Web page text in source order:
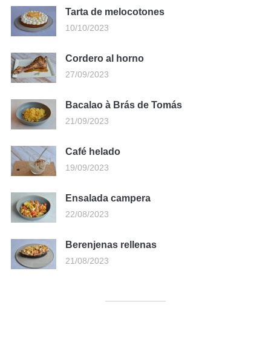
Tarta de melocotones
10/10/2023
Cordero al horno
27/09/2023
Bacalao à Brás de Tomás
21/09/2023
Café helado
19/09/2023
Ensalada campera
22/08/2023
Berenjenas rellenas
21/08/2023